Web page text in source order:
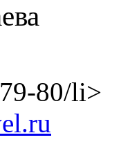
80/li>